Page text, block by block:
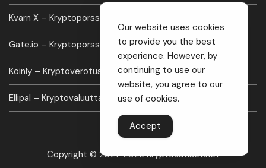
Kvarn X – Kryptopörssi
Gate.io – Kryptopörssi
Koinly – Kryptoverotus laskuri
Ellipal – Kryptovaluutta lompakko
Copyright © 2021-2026 Kryptouutiset.net
Our website uses cookies
to provide you the best
experience. However, by
continuing to use our
website, you agree to our
use of cookies.
Accept